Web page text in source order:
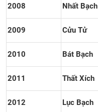
2008 Nhất Bạch
2009 Cửu Tử
2010 Bát Bạch
2011 Thất Xích
2012 Lục Bạch